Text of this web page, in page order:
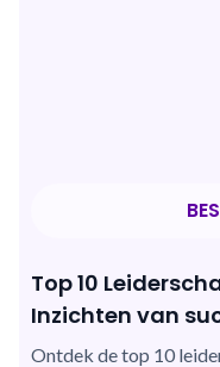
Top 10
Inzichten van
Ontdek de top 10